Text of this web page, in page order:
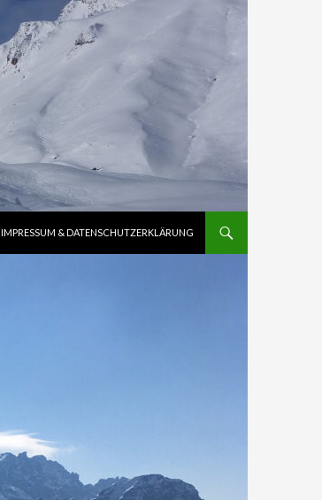
IMPRESSUM & DATENSCHUTZERKLÄRUNG